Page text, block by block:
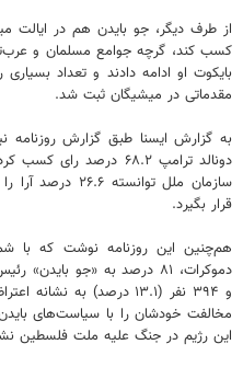
از طرف دیگر، جو بایدن هم در ایالت
کسب کند، گرچه جوامع مسلمان و
بایکوت او ادامه دادند و تعداد
مقدماتی در میشیگان ثبت شد.
دونالد ترامپ ۶۸.۲
سازمان ملل
قرار بگیرد.
و ۳۹۴ نفر (۱۳.۱ درصد) به
مخالفت خودشان را با سیاست‌های
این رژیم در جنگ علیه ملت فلسطین